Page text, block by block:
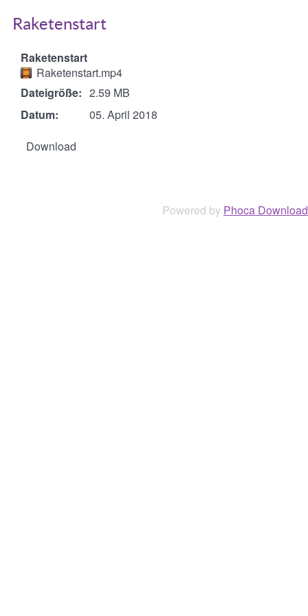
Raketenstart
Raketenstart
Raketenstart.mp4
Dateigröße: 2.59 MB
Datum:
05. April 2018
Powered by Phoca Download